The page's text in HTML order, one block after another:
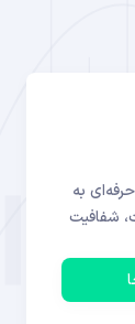
به
شفافیت